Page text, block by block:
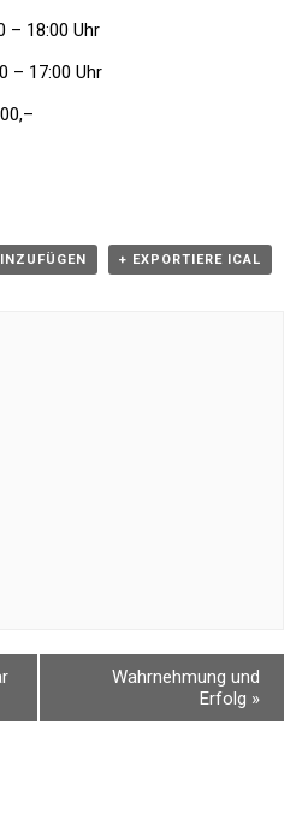
18:00 Uhr
– 17:00 Uhr
+ EXPORTIERE ICAL
Wahrnehmung und
Erfolg »